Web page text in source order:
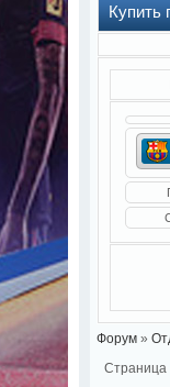
Купить
Форум »
Страница